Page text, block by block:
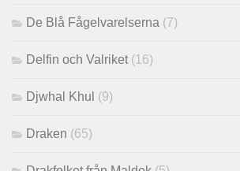
De Blå Fågelvarelserna (7)
Delfin och Valriket (16)
Djwhal Khul (9)
Draken (65)